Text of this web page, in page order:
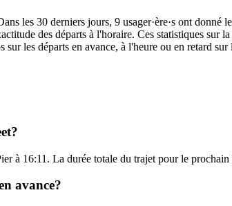
les 30 derniers jours, 9 usager·ère·s ont donné
des départs à l'horaire. Ces statistiques sur
les départs en avance, à l'heure ou en retard
à 16:11. La durée totale du trajet pour le
avance?